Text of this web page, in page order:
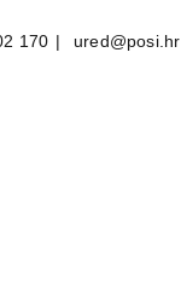
170 | ured@posi.hr